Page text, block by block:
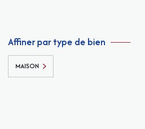
Affiner par type de bien
MAISON